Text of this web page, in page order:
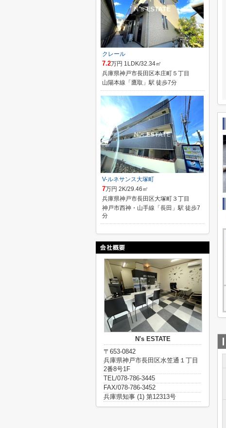
クレール
7.2万円 1LDK/32.34㎡
兵庫県神戸市長田区本庄町５丁目
山陽本線「鷹取」駅 徒歩7分
V-ルネサンス大塚町
7万円 2K/29.46㎡
兵庫県神戸市長田区大塚町３丁目
神戸市西神・山手線「長田」駅 徒歩7
分
N's ESTATE
〒653-0842
兵庫県神戸市長田区水笠通１丁目
2番8号1F
TEL/078-786-3445
FAX/078-786-3452
兵庫県知事 (1) 第12313号